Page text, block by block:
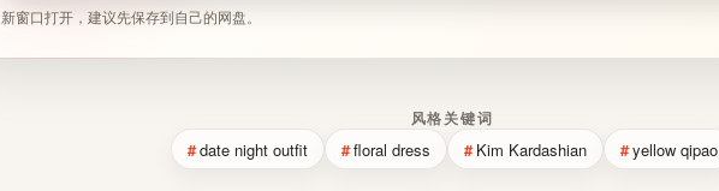
新窗口打开，建议先保存到自己的网盘。
风格关键词
date night outfit floral dress Kim Kardashian yellow qipao